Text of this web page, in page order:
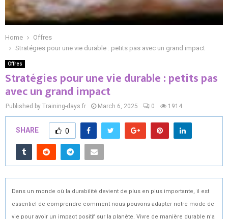
Home
Offres
Stratégies pour une vie durable : petits pas avec un grand impact
Offres
Stratégies pour une vie durable : petits pas
avec un grand impact
Published by Training-days.fr March 6, 2025 0 1914
SHARE 0
Dans un monde où la durabilité devient de plus en plus importante, il est
essentiel de comprendre comment nous pouvons adapter notre mode de
vie pour avoir un impact positif sur la planète. Vivre de manière durable n’a